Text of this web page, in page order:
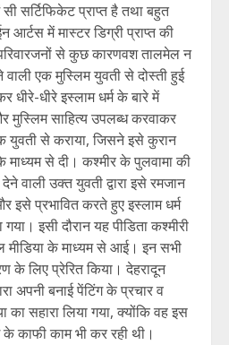
सर्टिफिकेट प्राप्त है तथा बहुत
आर्टस में मास्टर डिग्री प्राप्त की
से कुछ कारणवश तालमेल न
एक मुस्लिम युवती से दोस्ती हुई
धीरे-धीरे इस्लाम धर्म के बारे में
मुस्लिम साहित्य उपलब्ध करवाकर
युवती से कराया, जिसने इसे कुरान
से दी। कश्मीर के पुलवामा की
वाली उक्त युवती द्वारा इसे रमजान
इसे प्रभावित करते हुए इस्लाम धर्म
इसी दौरान यह पीडिता कश्मीरी
मीडिया के माध्यम से आई। इन सभी
के लिए प्रेरित किया। देहरादून
अपनी बनाई पेंटिंग के प्रचार व
का सहारा लिया गया, क्योंकि वह इस
के काफी काम भी कर रही थी।